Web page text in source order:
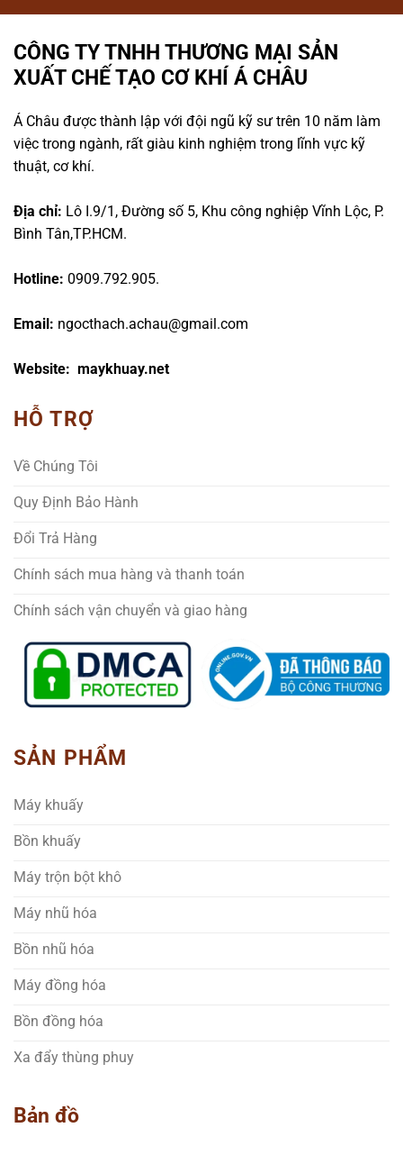
CÔNG TY TNHH THƯƠNG MẠI SẢN
XUẤT CHẾ TẠO CƠ KHÍ Á CHÂU
Á Châu được thành lập với đội ngũ kỹ sư trên 10 năm làm
việc trong ngành, rất giàu kinh nghiệm trong lĩnh vực kỹ
thuật, cơ khí.
Địa chỉ: Lô I.9/1, Đường số 5, Khu công nghiệp Vĩnh Lộc, P.
Bình Tân,TP.HCM.
Hotline: 0909.792.905.
Email: ngocthach.achau@gmail.com
Website: maykhuay.net
HỖ TRỢ
Về Chúng Tôi
Quy Định Bảo Hành
Đổi Trả Hàng
Chính sách mua hàng và thanh toán
Chính sách vận chuyển và giao hàng
SẢN PHẨM
Máy khuấy
Bồn khuấy
Máy trộn bột khô
Máy nhũ hóa
Bồn nhũ hóa
Máy đồng hóa
Bồn đồng hóa
Xa đẩy thùng phuy
Bản đồ